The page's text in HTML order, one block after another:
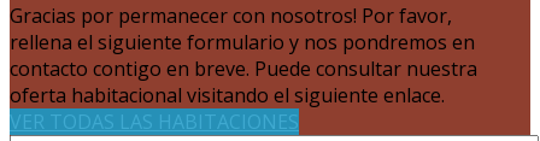
Gracias por permanecer con nosotros! Por favor,
rellena el siguiente formulario y nos pondremos en
contacto contigo en breve. Puede consultar nuestra
oferta habitacional visitando el siguiente enlace.
VER TODAS LAS HABITACIONES